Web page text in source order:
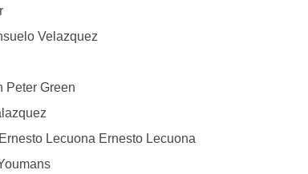
Velazquez
Peter Green
Lecuona Ernesto Lecuona